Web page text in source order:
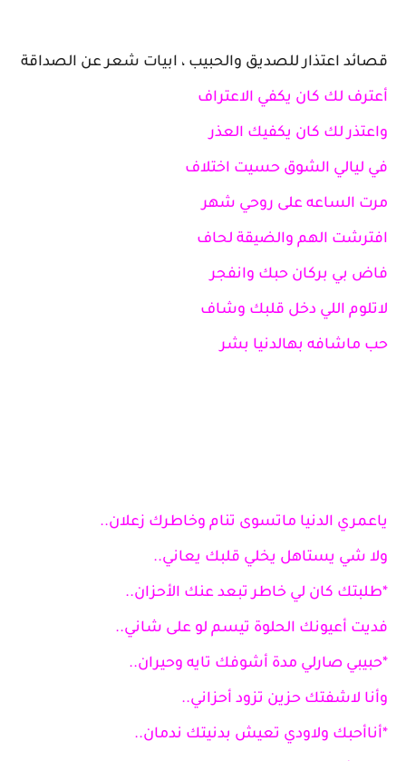
قصائد اعتذار للصديق والحبيب ، ابيات شعر عن الصداقة
أعترف لك كان يكفي الاعتراف
واعتذر لك كان يكفيك العذر
في ليالي الشوق حسيت اختلاف
مرت الساعه على روحي شهر
افترشت الهم والضيقة لحاف
فاض بي بركان حبك وانفجر
لاتلوم اللي دخل قلبك وشاف
حب ماشافه بهالدنيا بشر
ياعمري الدنيا ماتسوى تنام وخاطرك زعلان..
ولا شي يستاهل يخلي قلبك يعاني..
*طلبتك كان لي خاطر تبعد عنك الأحزان..
فديت أعيونك الحلوة تيسم لو على شاني..
*حبيبي صارلي مدة أشوفك تايه وحيران..
وأنا لاشفتك حزين تزود أحزاني..
*أناأحبك ولاودي تعيش بدنيتك ندمان..